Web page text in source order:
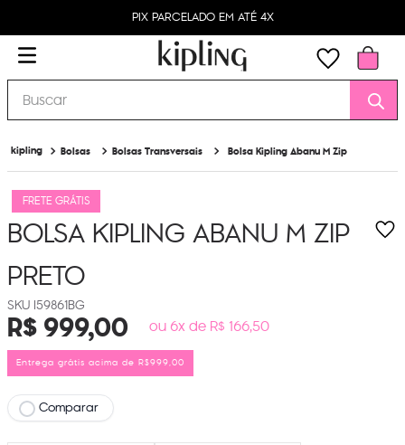
PIX PARCELADO EM ATÉ 4X
Buscar
Bolsas Bolsas Transversais Bolsa Kipling Abanu M Zip
FRETE GRÁTIS
BOLSA KIPLING ABANU M ZIP
PRETO
I59861BG
R$999,00 ou 6x de R$ 166,50
Entrega grátis acima de R$999,00
Comparar